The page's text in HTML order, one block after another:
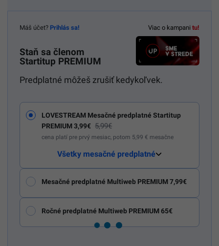
Viac o kampani tu!
Máš účet? Prihlás sa!
Staň sa členom
Startitup PREMIUM
Predplatné môžeš zrušiť kedykoľvek.
LOVESTREAM Mesačné predplatné Startitup
PREMIUM 3,99€ 5,99€
cena platí pre prvý mesiac, potom 5,99 € mesačne
Všetky mesačné predplatné
Mesačné predplatné Multiweb PREMIUM 7,99€
Ročné predplatné Multiweb PREMIUM 65€